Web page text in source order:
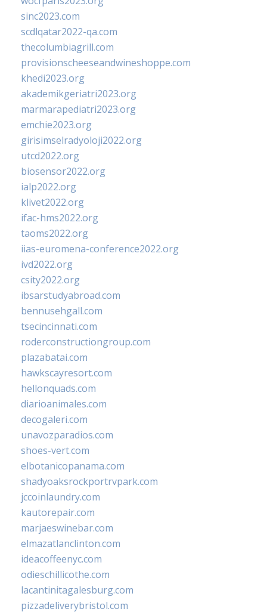
sinc2023.com
scdlqatar2022-qa.com
thecolumbiagrill.com
provisionscheeseandwineshoppe.com
khedi2023.org
akademikgeriatri2023.org
marmarapediatri2023.org
emchie2023.org
girisimselradyoloji2022.org
utcd2022.org
biosensor2022.org
ialp2022.org
klivet2022.org
ifac-hms2022.org
taoms2022.org
iias-euromena-conference2022.org
ivd2022.org
csity2022.org
ibsarstudyabroad.com
bennusehgall.com
tsecincinnati.com
roderconstructiongroup.com
plazabatai.com
hawkscayresort.com
hellonquads.com
diarioanimales.com
decogaleri.com
unavozparadios.com
shoes-vert.com
elbotanicopanama.com
shadyoaksrockportrvpark.com
jccoinlaundry.com
kautorepair.com
marjaeswinebar.com
elmazatlanclinton.com
ideacoffeenyc.com
odieschillicothe.com
lacantinitagalesburg.com
pizzadeliverybristol.com